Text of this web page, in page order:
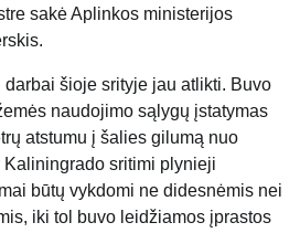
sakė Aplinkos ministerijos
šioje srityje jau atlikti. Buvo
naudojimo sąlygų įstatymas
atstumu į šalies gilumą nuo
sritimi plynieji
būtų vykdomi ne didesnėmis nei
iki tol buvo leidžiamos įprastos